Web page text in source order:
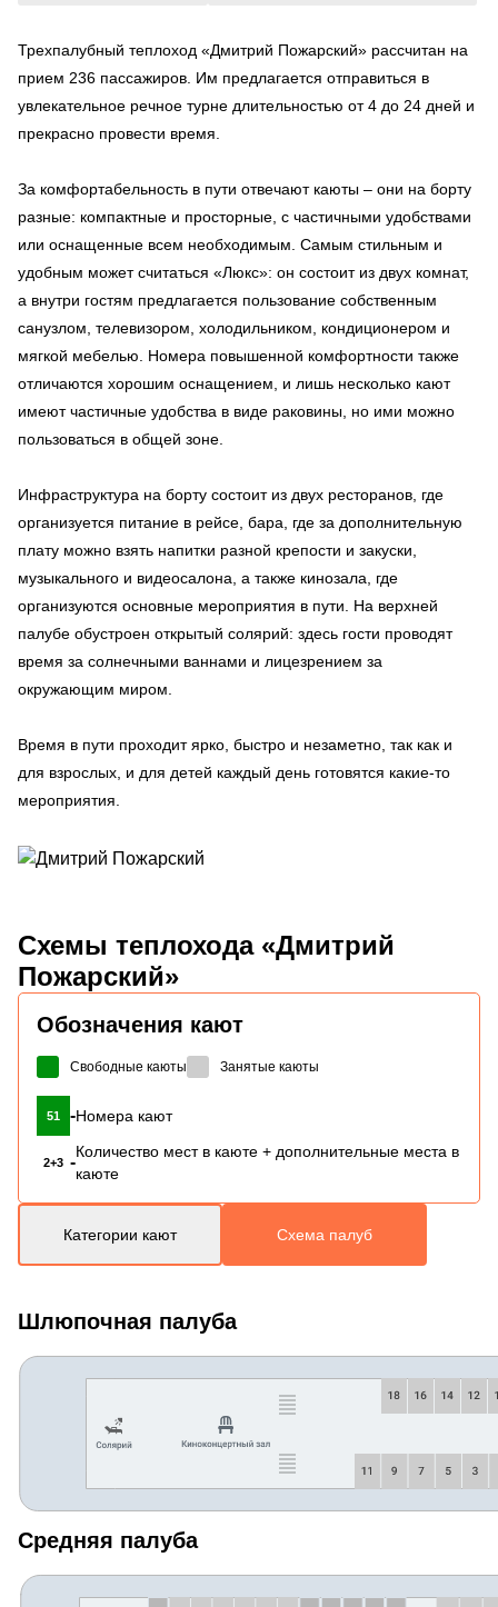
Трехпалубный теплоход «Дмитрий Пожарский» рассчитан на
прием 236 пассажиров. Им предлагается отправиться в
увлекательное речное турне длительностью от 4 до 24 дней и
прекрасно провести время.
За комфортабельность в пути отвечают каюты – они на борту
разные: компактные и просторные, с частичными удобствами
или оснащенные всем необходимым. Самым стильным и
удобным может считаться «Люкс»: он состоит из двух комнат,
а внутри гостям предлагается пользование собственным
санузлом, телевизором, холодильником, кондиционером и
мягкой мебелью. Номера повышенной комфортности также
отличаются хорошим оснащением, и лишь несколько кают
имеют частичные удобства в виде раковины, но ими можно
пользоваться в общей зоне.
Инфраструктура на борту состоит из двух ресторанов, где
организуется питание в рейсе, бара, где за дополнительную
плату можно взять напитки разной крепости и закуски,
музыкального и видеосалона, а также кинозала, где
организуются основные мероприятия в пути. На верхней
палубе обустроен открытый солярий: здесь гости проводят
время за солнечными ваннами и лицезрением за
окружающим миром.
Время в пути проходит ярко, быстро и незаметно, так как и
для взрослых, и для детей каждый день готовятся какие-то
мероприятия.
Схемы теплохода «Дмитрий
Пожарский»
Обозначения кают
Свободные каюты Занятые каюты
51 -Номера кают
2+3 -
Количество мест в каюте + дополнительные места в
каюте
Категории кают Схема палуб
Шлюпочная палуба
Средняя палуба